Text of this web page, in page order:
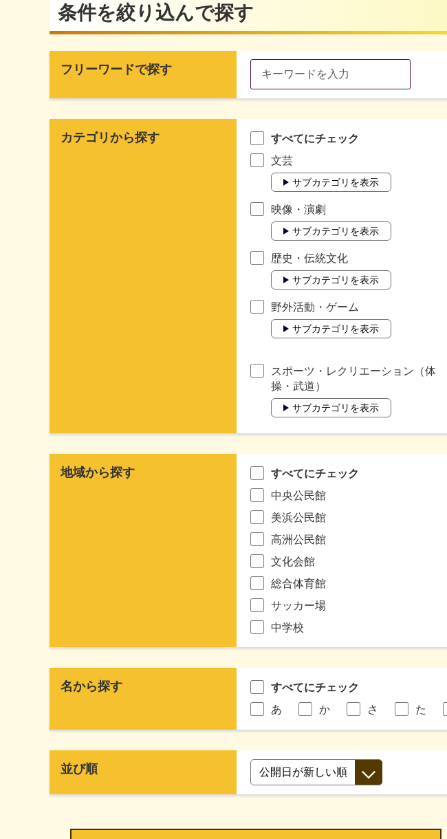
条件を絞り込んで探す
フリーワードで探す
カテゴリから探す
すべてにチェック
文芸
サブカテゴリを表示
映像・演劇
サブカテゴリを表示
歴史・伝統文化
サブカテゴリを表示
野外活動・ゲーム
サブカテゴリを表示
スポーツ・レクリエーション（体
操・武道）
サブカテゴリを表示
地域から探す
すべてにチェック
中央公民館
美浜公民館
高洲公民館
文化会館
総合体育館
サッカー場
中学校
名から探す
すべてにチェック
あ
か さ た
並び順